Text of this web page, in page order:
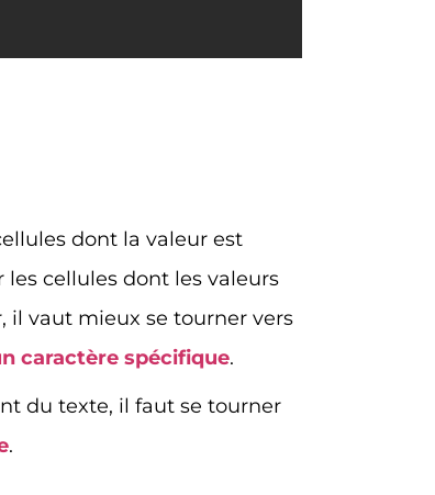
dont la valeur est
les cellules dont les valeurs
vaut mieux se tourner vers
caractère spécifique.
du texte, il faut se tourner
.